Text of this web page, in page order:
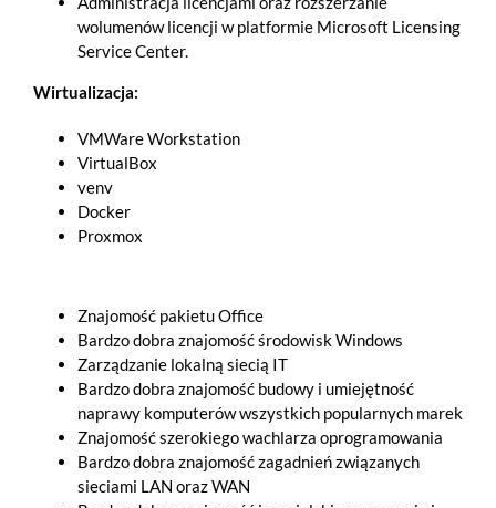
wolumenów licencji w platformie Microsoft Licensing
Service Center.
Wirtualizacja:
VMWare Workstation
VirtualBox
venv
Docker
Proxmox
Znajomość pakietu Office
Bardzo dobra znajomość środowisk Windows
Zarządzanie lokalną siecią IT
Bardzo dobra znajomość budowy i umiejętność
naprawy komputerów wszystkich popularnych marek
Znajomość szerokiego wachlarza oprogramowania
Bardzo dobra znajomość zagadnień związanych
sieciami LAN oraz WAN